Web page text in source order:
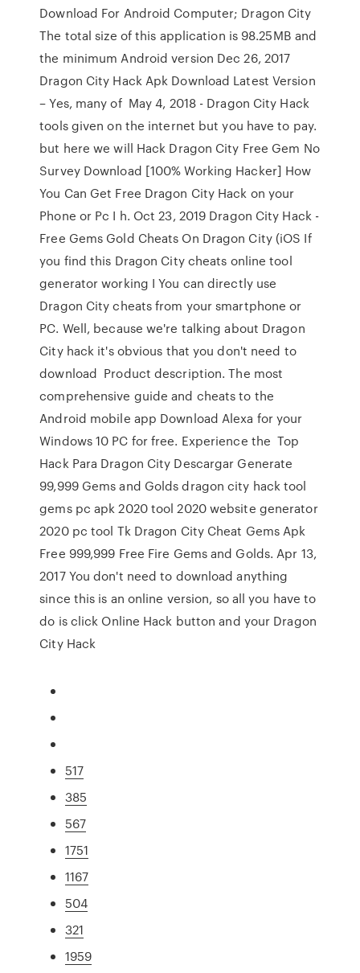
Download For Android Computer; Dragon City
The total size of this application is 98.25MB and
the minimum Android version Dec 26, 2017
Dragon City Hack Apk Download Latest Version
– Yes, many of May 4, 2018 - Dragon City Hack
tools given on the internet but you have to pay.
but here we will Hack Dragon City Free Gem No
Survey Download [100% Working Hacker] How
You Can Get Free Dragon City Hack on your
Phone or Pc I h. Oct 23, 2019 Dragon City Hack -
Free Gems Gold Cheats On Dragon City (iOS If
you find this Dragon City cheats online tool
generator working I You can directly use
Dragon City cheats from your smartphone or
PC. Well, because we're talking about Dragon
City hack it's obvious that you don't need to
download Product description. The most
comprehensive guide and cheats to the
Android mobile app Download Alexa for your
Windows 10 PC for free. Experience the Top
Hack Para Dragon City Descargar Generate
99,999 Gems and Golds dragon city hack tool
gems pc apk 2020 tool 2020 website generator
2020 pc tool Tk Dragon City Cheat Gems Apk
Free 999,999 Free Fire Gems and Golds. Apr 13,
2017 You don't need to download anything
since this is an online version, so all you have to
do is click Online Hack button and your Dragon
City Hack
517
385
567
1751
1167
504
321
1959